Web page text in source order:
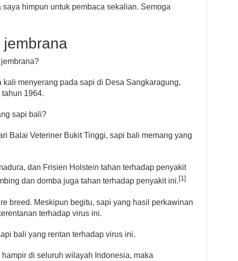
himpun untuk pembaca sekalian. Semoga
jembrana
menyerang pada sapi di Desa Sangkaragung,
1964.
sapi bali?
Balai Veteriner Bukit Tinggi, sapi bali memang yang
dan Frisien Holstein tahan terhadap penyakit
dan domba juga tahan terhadap penyakit ini. [1]
breed. Meskipun begitu, sapi yang hasil perkawinan
terhadap virus ini.
bali yang rentan terhadap virus ini.
di seluruh wilayah Indonesia, maka